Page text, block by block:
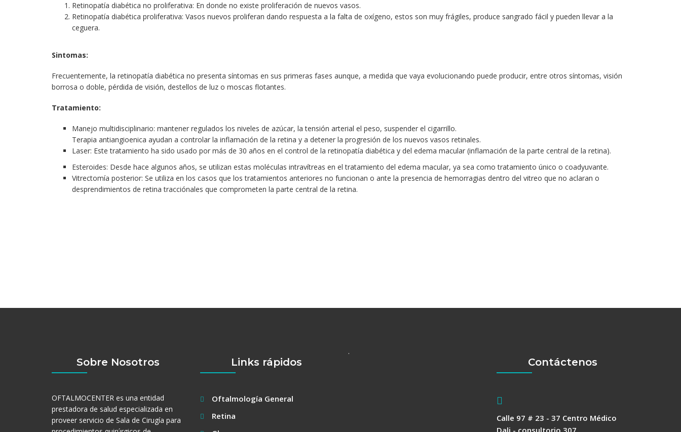
Retinopatía diabética no proliferativa: En donde no existe proliferación de nuevos vasos.
Retinopatía diabética proliferativa: Vasos nuevos proliferan dando respuesta a la falta de oxígeno, estos son muy frágiles, produce sangrado fácil y pueden llevar a la
ceguera.
Sintomas:
Frecuentemente, la retinopatía diabética no presenta síntomas en sus primeras fases aunque, a medida que vaya evolucionando puede producir, entre otros síntomas, visión
borrosa o doble, pérdida de visión, destellos de luz o moscas flotantes.
Tratamiento:
Manejo multidisciplinario: mantener regulados los niveles de azúcar, la tensión arterial el peso, suspender el cigarrillo.
Terapia antiangioenica ayudan a controlar la inflamación de la retina y a detener la progresión de los nuevos vasos retinales.
Laser: Este tratamiento ha sido usado por más de 30 años en el control de la retinopatía diabética y del edema macular (inflamación de la parte central de la retina).
Esteroides: Desde hace algunos años, se utilizan estas moléculas intravítreas en el tratamiento del edema macular, ya sea como tratamiento único o coadyuvante.
Vitrectomía posterior: Se utiliza en los casos que los tratamientos anteriores no funcionan o ante la presencia de hemorragias dentro del vitreo que no aclaran o
desprendimientos de retina tracciónales que comprometen la parte central de la retina.
Sobre Nosotros
OFTALMOCENTER es una entidad
prestadora de salud especializada en
proveer servicio de Sala de Cirugía para
Links rápidos
Oftalmología General
Retina
.
Contáctenos
Calle 97 # 23 - 37 Centro Médico
Dali - consultorio 307